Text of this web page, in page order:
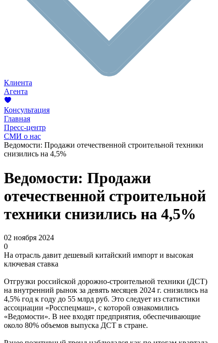
Клиента
Агента
Консультация
Главная
Пресс-центр
СМИ о нас
Ведомости: Продажи отечественной строительной техники
снизились на 4,5%
Ведомости: Продажи
отечественной строительной
техники снизились на 4,5%
02 ноября 2024
0
На отрасль давит дешевый китайский импорт и высокая
ключевая ставка
Отгрузки российской дорожно-строительной техники (ДСТ)
на внутренний рынок за девять месяцев 2024 г. снизились на
4,5% год к году до 55 млрд руб. Это следует из статистики
ассоциации «Росспецмаш», с которой ознакомились
«Ведомости». В нее входят предприятия, обеспечивающие
около 80% объемов выпуска ДСТ в стране.